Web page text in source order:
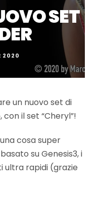
SET
2020
un nuovo set di
il set “Cheryl”!
cosa super
su Genesis3, i
ultra rapidi (grazie